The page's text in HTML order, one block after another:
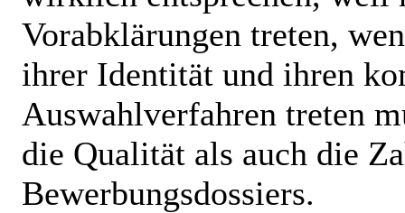
Vorabklärungen treten,
ihrer Identität und ihren
Auswahlverfahren treten
die Qualität als auch die
Bewerbungsdossiers.